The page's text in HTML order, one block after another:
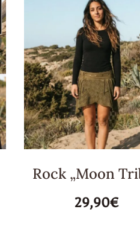
Rock „Moon
29,90€